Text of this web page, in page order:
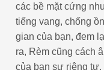
các bề mặt cứng
tiếng vang, chống
gian của bạn, đem
ra, Rèm cũng cách
của bạn sự riêng tư,